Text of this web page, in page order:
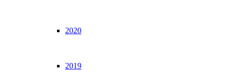
2020
2019